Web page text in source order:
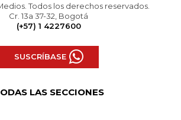
Todos los derechos reservados.
Cr. 13a 37-32, Bogotá
(+57) 1 4227600
SUSCRÍBASE
LAS SECCIONES